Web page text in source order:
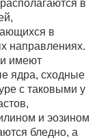
в
в
направлениях.
имеют
ядра, сходные
с таковыми у
и эозином
бледно, а